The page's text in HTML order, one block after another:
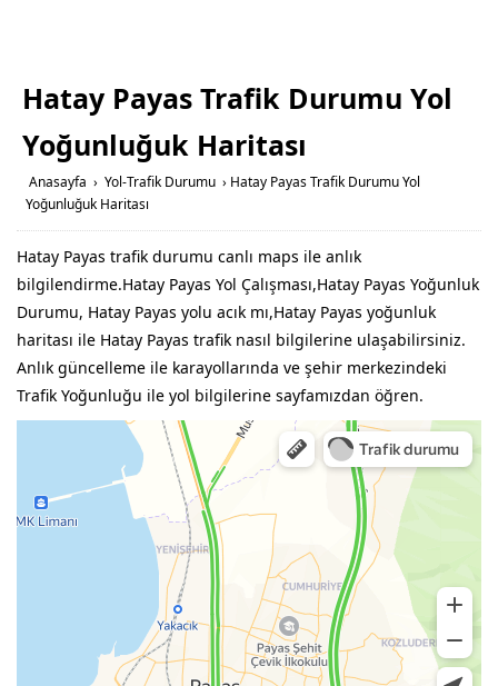
Hatay Payas Trafik Durumu Yol
Yoğunluğuk Haritası
Anasayfa › Yol-Trafik Durumu › Hatay Payas Trafik Durumu Yol
Yoğunluğuk Haritası
Hatay Payas trafik durumu canlı maps ile anlık
bilgilendirme.Hatay Payas Yol Çalışması,Hatay Payas Yoğunluk
Durumu, Hatay Payas yolu acık mı,Hatay Payas yoğunluk
haritası ile Hatay Payas trafik nasıl bilgilerine ulaşabilirsiniz.
Anlık güncelleme ile karayollarında ve şehir merkezindeki
Trafik Yoğunluğu ile yol bilgilerine sayfamızdan öğren.